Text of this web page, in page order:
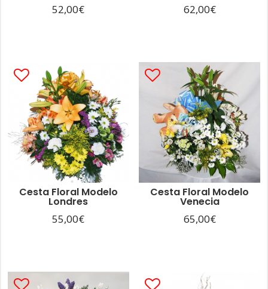
52,00€
62,00€
Cesta Floral Modelo
Londres
55,00€
Cesta Floral Modelo
Venecia
65,00€